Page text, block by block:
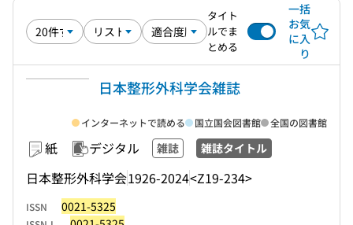
タイト
ルでま
とめる
一括
お気
に入
り
日本整形外科学会雑誌
紙 デジタル 雑誌 雑誌タイトル
日本整形外科学会1926-2024<Z19-234>
インターネットで読める 国立国会図書館 全国の図書館
ISSN 0021-5325